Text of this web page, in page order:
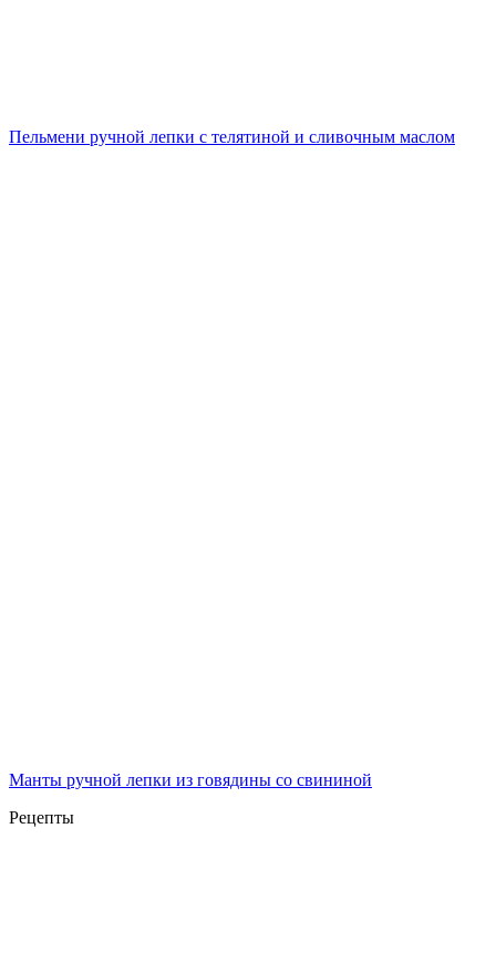
Пельмени ручной лепки с телятиной и сливочным маслом
Манты ручной лепки из говядины со свининой
Рецепты